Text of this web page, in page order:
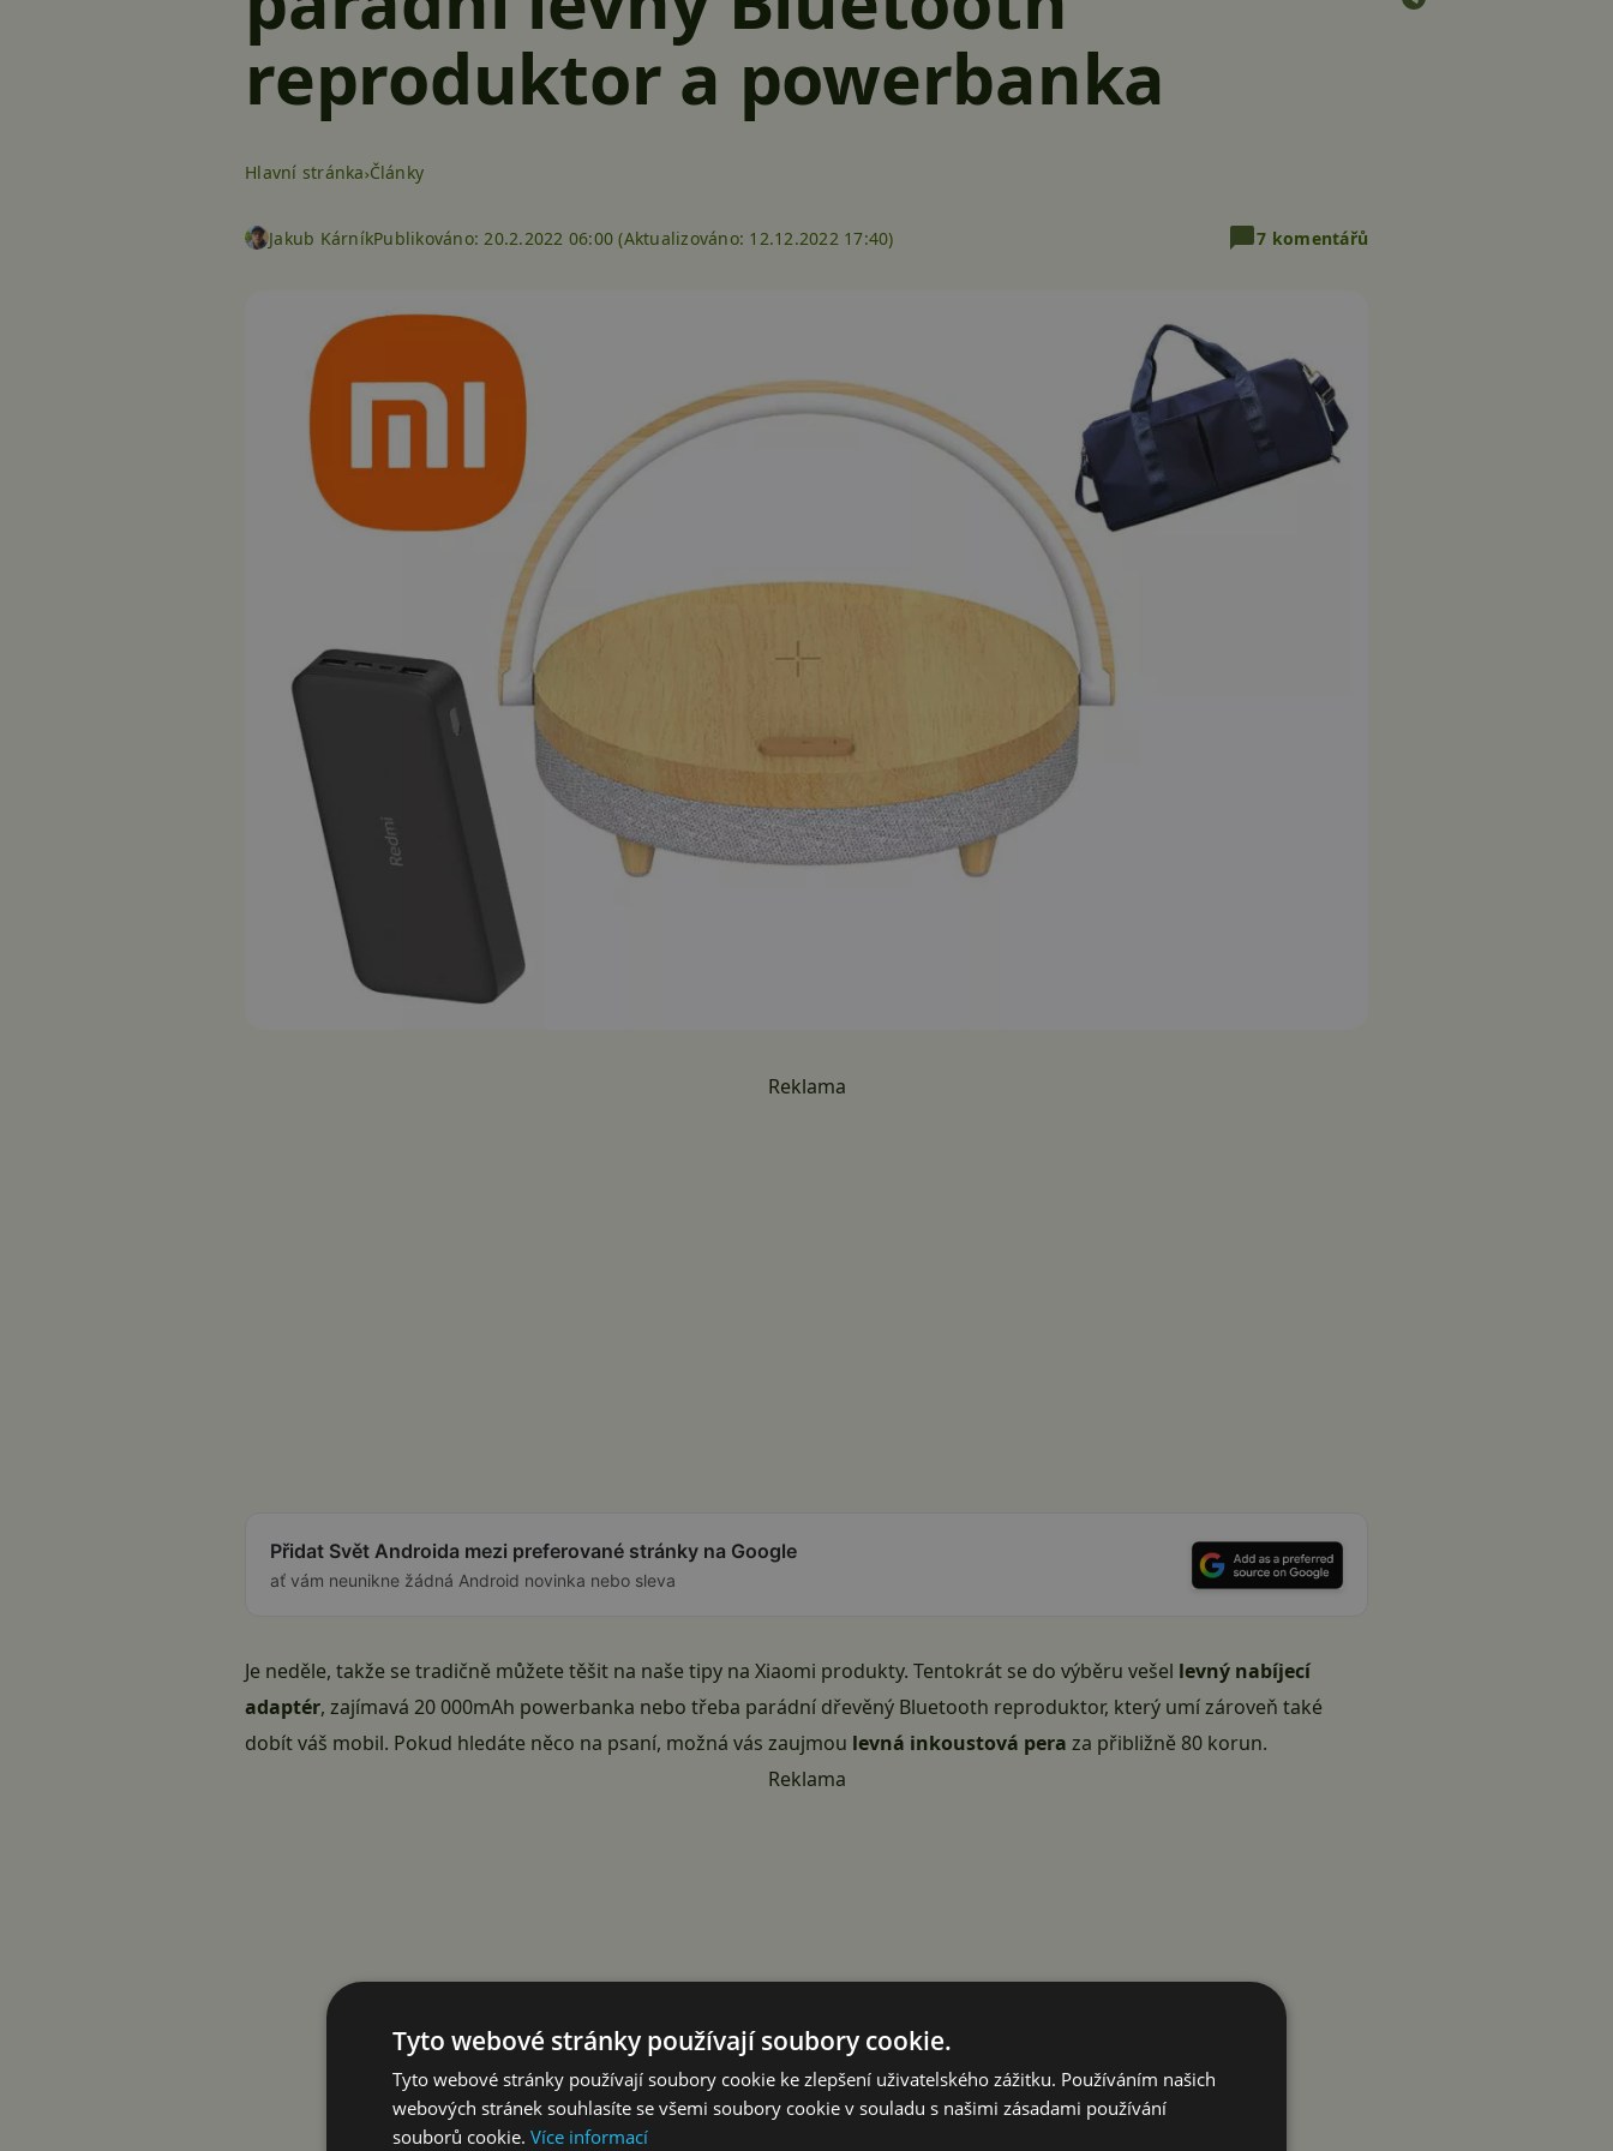
reproduktor a powerbanka
Hlavní stránka Články
Jakub KárníkPublikováno: 20.2.2022 06:00 (Aktualizováno: 12.12.2022 17:40) 7 komentářů
Reklama
Přidat Svět Androida mezi preferované stránky na Google
ať vám neunikne žádná Android novinka nebo sleva
Je neděle, takže se tradičně můžete těšit na naše tipy na Xiaomi produkty. Tentokrát se do výběru vešel levný nabíjecí
adaptér, zajímavá 20 000mAh powerbanka nebo třeba parádní dřevěný Bluetooth reproduktor, který umí zároveň také
dobít váš mobil. Pokud hledáte něco na psaní, možná vás zaujmou levná inkoustová pera za přibližně 80 korun.
Reklama
Tyto webové stránky používají soubory cookie.
Tyto webové stránky používají soubory cookie ke zlepšení uživatelského zážitku. Používáním našich
webových stránek souhlasíte se všemi soubory cookie v souladu s našimi zásadami používání
souborů cookie. Více informací